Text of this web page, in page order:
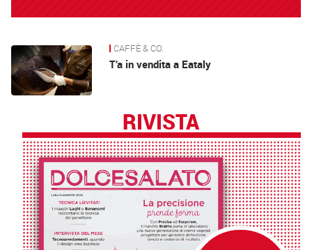
News CAFFÈ & CO.
T’a in vendita a Eataly
RIVISTA